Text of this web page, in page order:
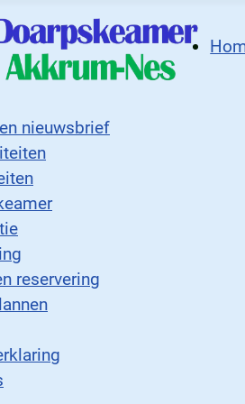
nieuwsbrief
reservering